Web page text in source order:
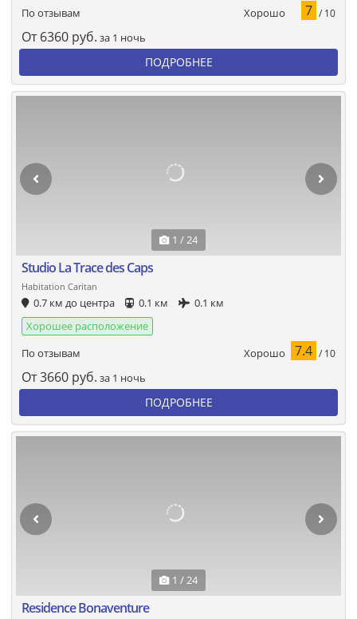
По отзывам
Хорошо 7 / 10
От 6360 руб. за 1 ночь
ПОДРОБНЕЕ
1 / 24
Studio La Trace des Caps
Habitation Caritan
0.7 км до центра 0.1 км
0.1 км
Хорошее расположение
По отзывам
Хорошо 7.4 / 10
От3660 руб. за 1 ночь
ПОДРОБНЕЕ
1 / 24
Residence Bonaventure